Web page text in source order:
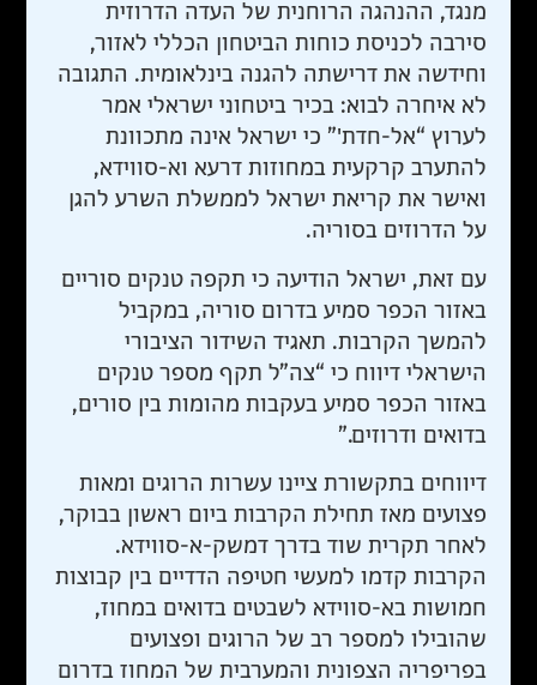
מנגד, ההנהגה הרוחנית של העדה הדרוזית
סירבה לכניסת כוחות הביטחון הכללי לאזור,
וחידשה את דרישתה להגנה בינלאומית. התגובה
לא איחרה לבוא: בכיר ביטחוני ישראלי אמר
לערוץ “אל-חדת'” כי ישראל אינה מתכוונת
להתערב קרקעית במחוזות דרעא וא-סווידא,
ואישר את קריאת ישראל לממשלת השרע להגן
על הדרוזים בסוריה.
עם זאת, ישראל הודיעה כי תקפה טנקים סוריים
באזור הכפר סמיע בדרום סוריה, במקביל
להמשך הקרבות. תאגיד השידור הציבורי
הישראלי דיווח כי “צה”ל תקף מספר טנקים
באזור הכפר סמיע בעקבות מהומות בין סורים,
בדואים ודרוזים.”
דיווחים בתקשורת ציינו עשרות הרוגים ומאות
פצועים מאז תחילת הקרבות ביום ראשון בבוקר,
לאחר תקרית שוד בדרך דמשק-א-סווידא.
הקרבות קדמו למעשי חטיפה הדדיים בין קבוצות
חמושות בא-סווידא לשבטים בדואים במחוז,
שהובילו למספר רב של הרוגים ופצועים
בפריפריה הצפונית והמערבית של המחוז בדרום